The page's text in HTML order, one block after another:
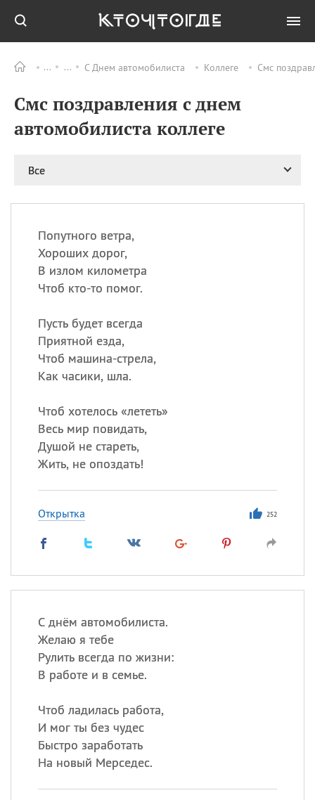
С Днем автомобилиста Коллеге Смс
Смс поздравления с днем
автомобилиста коллеге
Все
Попутного ветра,
Хороших дорог,
В излом километра
Чтоб кто-то помог.
Пусть будет всегда
Приятной езда,
Чтоб машина-стрела,
Как часики, шла.
Чтоб хотелось «лететь»
Весь мир повидать,
Душой не стареть,
Жить, не опоздать!
Открытка 252
С днём автомобилиста.
Желаю я тебе
Рулить всегда по жизни:
В работе и в семье.
Чтоб ладилась работа,
И мог ты без чудес
Быстро заработать
На новый Мерседес.
ПРАЗДНИКИ Все
09.08
День памяти жертв
атомной
бомбардировки
день
Посмотреть значение